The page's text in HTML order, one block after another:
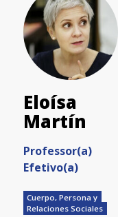
Eloísa
Martín
Professor(a)
Efetivo(a)
Cuerpo, Persona y
Relaciones Sociales